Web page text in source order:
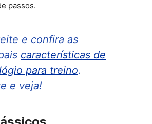
passos.
e confira as
características de
para treino.
e veja!